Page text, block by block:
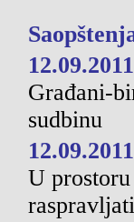
Građani-
sudbinu
U